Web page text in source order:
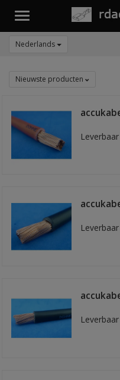
Toggle
Nederlands
Nieuwste producten